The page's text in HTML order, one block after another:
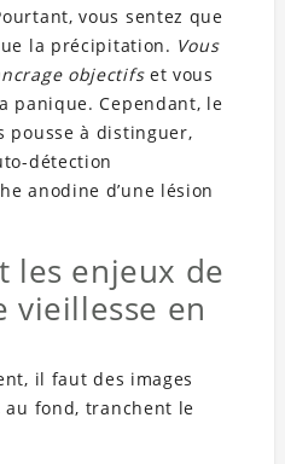
vous sentez que
la précipitation. Vous
objectifset vous
panique. Cependant, le
pousse à distinguer,
détection
anodine d’une lésion
les enjeux de
vieillesse en
il faut des images
au fond, tranchent le